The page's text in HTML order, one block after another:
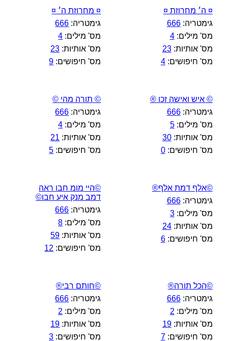
¤ ה׳ מחרוזת ¤
גימטריה:666
מס' מילים:4
מס' אותיות:23
מס' חיפושים:4
¤ מחרוזת ה׳ ¤
גימטריה: 666
מס' מילים: 4
מס' אותיות: 23
מס' חיפושים: 9
© איש ואישה זכו ®
גימטריה:666
מס' מילים:5
מס' אותיות:30
מס' חיפושים:0
© תורה מהי ©
גימטריה: 666
מס' מילים: 4
מס' אותיות: 21
מס' חיפושים: 5
©אלף דמת אלף®
גימטריה:666
מס' מילים:3
מס' אותיות:24
מס' חיפושים:6
©היי מומ חבו ראה
דמב מנק איע חבו©
גימטריה: 666
מס' מילים: 8
מס' אותיות: 59
מס' חיפושים: 12
©הכל תורה®
גימטריה:666
מס' מילים: 2
מס' אותיות:19
מס' חיפושים:7
©חותם רבי®
גימטריה: 666
מס' מילים: 2
מס' אותיות: 19
מס' חיפושים: 3